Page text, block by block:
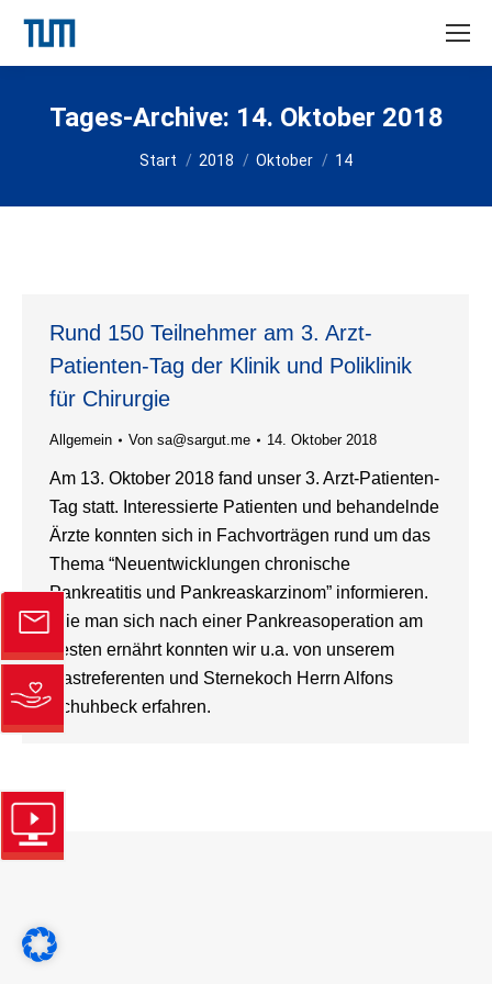
Tages-Archive: 14. Oktober 2018
Sie befinden sich hier:
Start 2018 Oktober 14
Rund 150 Teilnehmer am 3. Arzt-
Patienten-Tag der Klinik und Poliklinik
für Chirurgie
Allgemein Von sa@sargut.me 14. Oktober 2018
Am 13. Oktober 2018 fand unser 3. Arzt-Patienten-
Tag statt. Interessierte Patienten und behandelnde
Ärzte konnten sich in Fachvorträgen rund um das
Thema “Neuentwicklungen chronische
Pankreatitis und Pankreaskarzinom” informieren.
Wie man sich nach einer Pankreasoperation am
besten ernährt konnten wir u.a. von unserem
Gastreferenten und Sternekoch Herrn Alfons
Schuhbeck erfahren.